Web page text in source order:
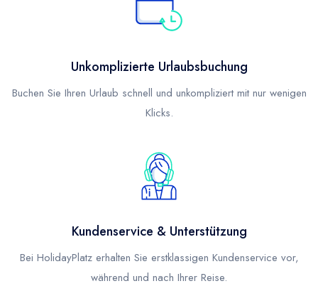
Unkomplizierte Urlaubsbuchung
Buchen Sie Ihren Urlaub schnell und unkompliziert mit nur wenigen
Klicks.
Kundenservice & Unterstützung
Bei HolidayPlatz erhalten Sie erstklassigen Kundenservice vor,
während und nach Ihrer Reise.